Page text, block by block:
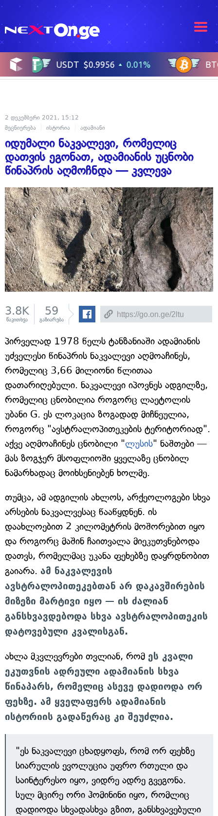
2 დეკემბერი 2021, 15:12
მეცნიერება
ისტორია ადამიანი
იდუმალი ნაკვალევი, რომელიც
დათვის ეგონათ, ადამიანის უცნობი
წინაპრის აღმოჩნდა — კვლევა
3.8K
წაკითხვა
59
გაზიარება
პირველად 1978 წელს ტანზანიაში ადამიანის
უძველესი წინაპრის ნაკვალევი აღმოაჩინეს,
რომელიც 3,66 მილიონი წლითაა
დათარიღებული. ნაკვალევი იპოვნეს ადგილზე,
რომელიც ცნობილია როგორც ლაეტოლის
უბანი G. ეს ლოკაცია ზოგადად მიჩნეულია,
როგორც "ავსტრალოპითეკების ტერიტორიად".
აქვე აღმოაჩინეს ცნობილი "ლუსის" ნაშთები —
მას ზოგჯერ მსოფლიოში ყველაზე ცნობილ
ნამარხადაც მოიხსენიებენ ხოლმე.
თუმცა, ამ ადგილის ახლოს, არქეოლოგები სხვა
არსების ნაკვალვესაც წააწყდნენ. ის
დაახლოებით 2 კილომეტრის მოშორებით იყო
და როგორც მაშინ ჩაითვალა მიეკუთვნებოდა
დათვს, რომელმაც უკანა ფეხებზე დაყრდნობით
გაიარა. ამ ნაკვალევის
ავსტრალოპითეკებთან არ დაკავშირების
მიზეზი მარტივი იყო — ის ძალიან
განსხვავდებოდა სხვა ავსტრალოპითეკის
დატოვებული კვალისგან.
ახლა მკვლევრები თვლიან, რომ ეს კვალი
ეკუთვნის ადრეული ადამიანის სხვა
წინაპარს, რომელიც ასევე დადიოდა ორ
ფეხზე. ამ ყველაფერს ადამიანის
ისტორიის გადაწერაც კი შეუძლია.
"ეს ნაკვალევი ცხადყოფს, რომ ორ ფეხზე
სიარულის ევოლუცია უფრო რთული და
საინტერესო იყო, ვიდრე ადრე გვეგონა.
სულ მცირე ორი ჰომინინი იყო, რომლიც
დადიოდა სხვადასხვა გზით, განსხვავებული